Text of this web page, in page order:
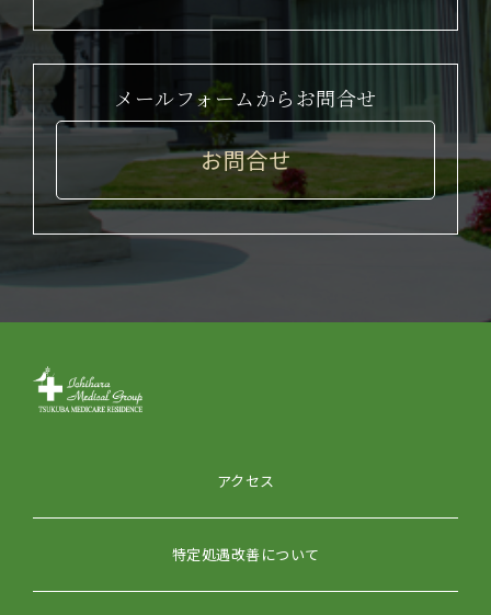
メールフォームからお問合せ
お問合せ
アクセス
特定処遇改善について